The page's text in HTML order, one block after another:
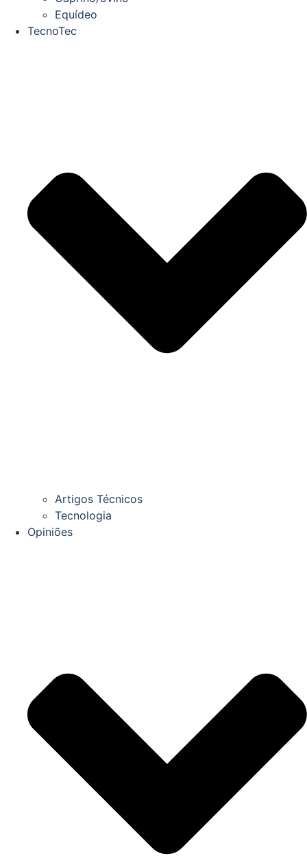
Equídeo
TecnoTec
Artigos Técnicos
Tecnologia
Opiniões